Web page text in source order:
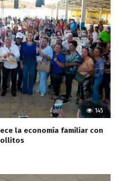
145
la economía familiar con